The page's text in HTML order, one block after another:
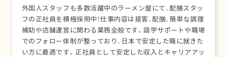
外国人スタッフも多数活躍中のラーメン屋にて、配膳スタッ
フの正社員を積極採用中！仕事内容は接客、配膳、簡単な調理
補助や店舗運営に関わる業務全般です。語学サポートや職場
でのフォロー体制が整っており、日本で安定した職に就きた
い方に最適です。正社員として安定した収入とキャリアアッ